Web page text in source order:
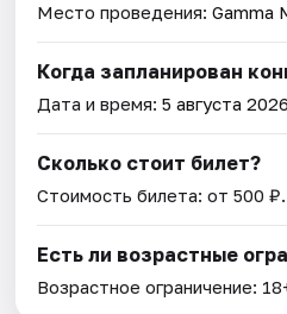
Место проведения:Gamma
Когда запланирован
Дата и время:5 августа 2026
Сколько стоит билет?
Стоимость билета: от 500 ₽.
Есть ли возрастные
Возрастное ограничение: